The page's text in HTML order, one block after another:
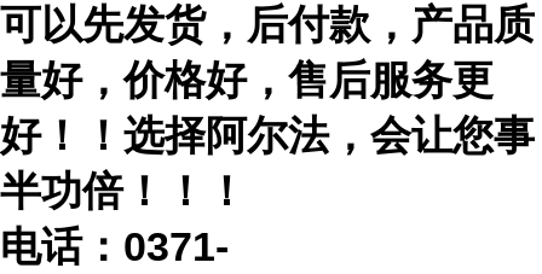
可以先发货，后付款，产品质
量好，价格好，售后服务更
好！！选择阿尔法，会让您事
半功倍！！！
电话： 0371-